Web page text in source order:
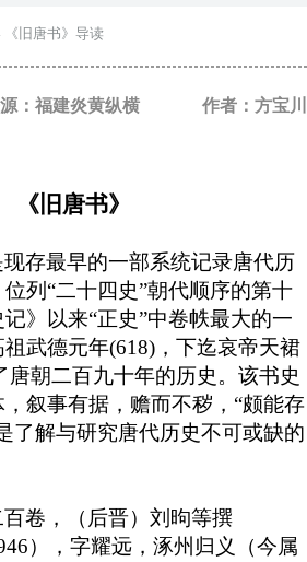
《旧唐书》导读
：福建炎黄纵横 作者：方宝川
《旧唐书》
现存最早的一部系统记录唐代历
位列 “二十四史”朝代顺序的第十
》以来“正史”中卷帙最大的一
武德元年(618)，下迄哀帝天裙
唐朝二百九十年的历史。 该书史
叙事有据，赡而不秽，“颇能存
了解与研究唐代历史不可或缺的
百卷，（后晋）刘昫等撰
），字耀远， 涿州 归义（今属